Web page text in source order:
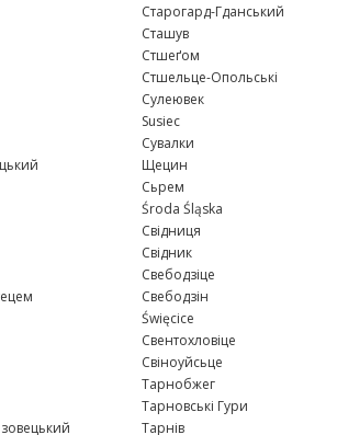
Старогард-Гданський
Сташув
Стшеґом
Стшельце-Опольські
Сулеювек
Susiec
Сувалки
Щецин
Сьрем
Środa Śląska
Свідниця
Свідник
Свебодзіце
Свебодзін
Święcice
Свентохловіце
Свіноуйсьце
Тарнобжег
Тарновські Гури
Тарнів